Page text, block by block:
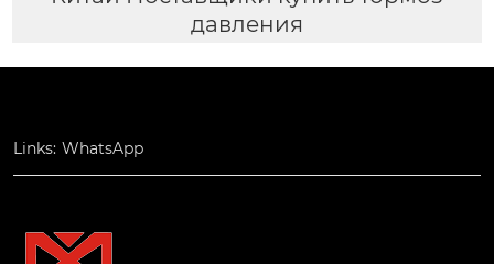
давления
Links: WhatsApp